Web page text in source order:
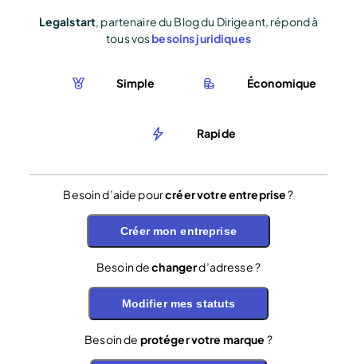
Legalstart, partenaire du Blog du Dirigeant, répond à
tous vosbesoins juridiques
Simple Économique
Rapide
Besoin d’aide pourcréer votre entreprise?
Créer mon entreprise
Besoin dechangerd’adresse ?
Modifier mes statuts
Besoin de protéger votre marque ?